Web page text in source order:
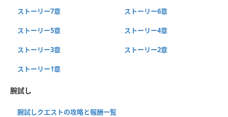
ストーリー7章 ストーリー6章
ストーリー5章 ストーリー4章
ストーリー3章 ストーリー2章
ストーリー1章
腕試し
腕試しクエストの攻略と報酬一覧